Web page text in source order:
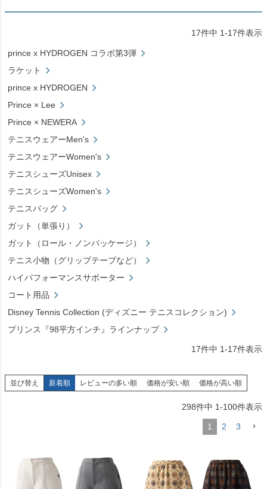
17件中 1-17件表示
prince x HYDROGEN コラボ第3弾
ラケット
prince x HYDROGEN
Prince × Lee
Prince × NEWERA
テニスウェアーMen's
テニスウェアーWomen's
テニスシューズUnisex
テニスシューズWomen's
テニスバッグ
ガット（単張り）
ガット（ロール・ノンパッケージ）
テニス小物（グリップテープなど）
ハイパフォーマンスサポーター
コート用品
Disney Tennis Collection (ディズニー テニスコレクション)
プリンス『98平方インチ』ラインナップ
17件中 1-17件表示
並び替え 新着順 レビューの多い順 価格が安い順 価格が高い順
298件中 1-100件表示
1 2 3